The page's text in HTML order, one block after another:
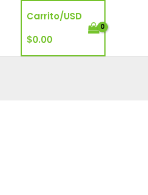
Carrito/USD
$0.00